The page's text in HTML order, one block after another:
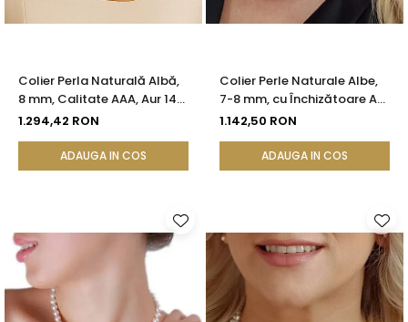
Colier Perla Naturală Albă,
8 mm, Calitate AAA, Aur 14K
(aur 585) | KASKADDA®
1.294,42 RON
ADAUGA IN COS
Colier Perle Naturale Albe,
7-8 mm, cu Închizătoare Aur
14K (aur 585) | KASKADDA®
1.142,50 RON
ADAUGA IN COS